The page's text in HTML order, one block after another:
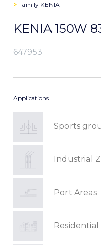
> Family KENIA
KENIA 150W
647953
Applications
Sports
Industrial
Port Areas
Residential